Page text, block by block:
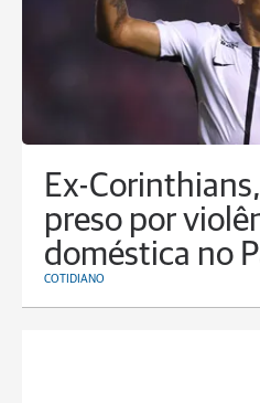
Ex-
preso por
doméstica no
COTIDIANO